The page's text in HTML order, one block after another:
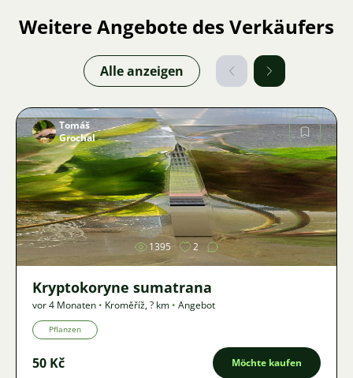
Weitere Angebote des Verkäufers
Alle anzeigen
Bild
Tomáš
Grochal
1395 2
Kryptokoryne sumatrana
vor 4 Monaten • Kroměříž,? km • Angebot
Pflanzen
50 Kč Möchte kaufen